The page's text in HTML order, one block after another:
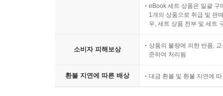
eBook 세트 상품은 일괄 구
1개의 상품으로 취급 및 판
우, 세트 상품 전부 및 세트
소비자 피해보상
상품의 불량에 의한 반품,
준하여 처리됨
환불 지연에 따른 배상 대금 환불 및 환불 지연에